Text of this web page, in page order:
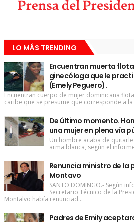
LO MÁS TRENDING
Encuentran muerta
ginecóloga que le
(Emely Peguero).
Encuentran cuerpo de mujer dominicana
caribe que se presume que corresponde a la
De último momento.
una mujer en plena vía
Un hombre acaba de
arma blanca, según el
Renuncia ministro de la
Montavo
SANTO DOMINGO.- Según
Secretario Técnico de la
Montalvo había renunciad...
Padres de Emily